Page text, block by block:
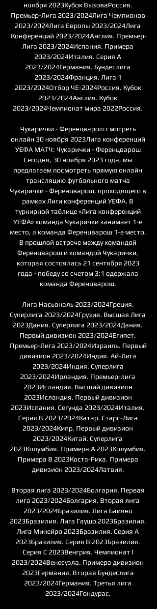
ноября 2023Кубок ВызоваРоссия.
Премьер-Лига 2023/2024Лига Чемпионов
2023/2024Лига Европы 2023/2024Лига
Конференций 2023/2024Англия. Премьер-
Лига 2023/2024Испания. Примера
2023/2024Италия. Серия А
2023/2024Германия. Бундеслига
2023/2024Франция. Лига 1
2023/2024Отбор ЧЕ-2024Россия. Кубок
2023/2024Англия. Кубок
2023/2024Чемпионат мира 2022Россия.
Чукарички - Ференцварош смотреть
онлайн 30 ноября 2023Лига конференций
УЕФА МАТЧ: Чукарички - Ференцварош
Сегодня, 30 ноября 2023 года, мы
предлагаем посмотреть прямую онлайн
трансляцию футбольного матча
Чукарички - Ференцварош, проходящего в
рамках Лиги конференций УЕФА. В
турнирной таблице «Лига конференций
УЕФА» команда Чукарички занимает 1-е
место, а команда Ференцварош 1-е место.
В прошлой встрече между командой
Ференцварош и командой Чукарички,
которая состоялась 21 сентября 2023
года - победу со счетом 3:1 одержала
команда Ференцварош.
Лига Насьональ 2023/2024Греция.
Суперлига 2023/2024Грузия. Высшая Лига
2023Дания. Суперлига 2023/2024Дания.
Первый дивизион 2023/2024Египет.
Премьер-Лига 2023/2024Израиль. Первый
дивизион 2023/2024Индия. Ай-Лига
2023/2024Индия. Суперлига
2023/2024Ирландия. Премьер-лига
2023Исландия. Высший дивизион
2023Исландия. Первый дивизион
2023Испания. Сегунда 2023/2024Италия.
Серия B 2023/2024Катар. Старс-Лига
2023/2024Кипр. Первый дивизион
2023/2024Китай. Суперлига
2023Колумбия. Примера A 2023Колумбия.
Примера B 2023Коста-Рика. Примера
дивизион 2023/2024Латвия.
Вторая лига 2023/2024Болгария. Первая
лига 2023/2024Болгария. Вторая лига
2023/2024Бразилия. Лига Баияно
2023Бразилия. Лига Гаушо 2023Бразилия.
Лига Минейро 2023Бразилия. Серия A
2023Бразилия. Серия B 2023Бразилия.
Серия С 2023Венгрия. Чемпионат I
2023/2024Венесуэла. Примера дивизион
2023Германия. Вторая Бундеслига
2023/2024Германия. Третья лига
2023/2024Гондурас.